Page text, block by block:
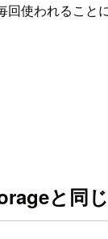
使われるこ
と同